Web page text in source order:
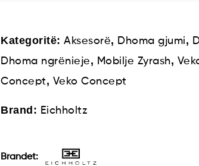
Kategoritë:Aksesorë, Dhoma gjumi,
Dhoma ngrënieje, Mobilje Zyrash,
Concept, Veko Concept
Brand: Eichholtz
Brandet: